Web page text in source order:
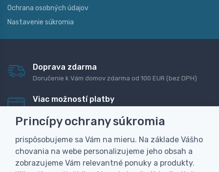
Ochrana osobných údajov
Nastavenie súkromia
Doprava zdarma
Doručenie k Vám domov zdarma od 100 EUR (bez DPH)
Viac možností platby
dobierku
Personalizácia
Vyrobíme Vám vlastný originálny darček
Princípy ochrany súkromia
prispôsobujeme sa Vám na mieru. Na základe Vášho
chovania na webe personalizujeme jeho obsah a
zobrazujeme Vám relevantné ponuky a produkty.